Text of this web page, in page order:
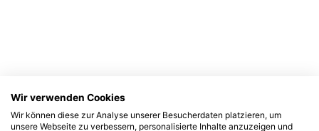
Wir verwenden Cookies
Wir können diese zur Analyse unserer Besucherdaten platzieren, um
unsere Webseite zu verbessern, personalisierte Inhalte anzuzeigen und